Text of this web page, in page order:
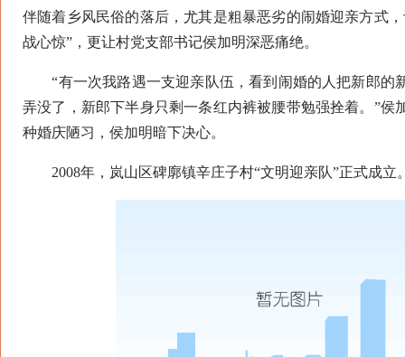
伴随着乡风民俗的落后，尤其是粗暴恶劣的闹婚迎亲方式
战心惊”，更让村党支部书记侯加明深恶痛绝。
“有一次我路遇一支迎亲队伍，看到闹婚的人把新郎的
弄没了，新郎下半身只剩一条红内裤被腰带勉强拴着。”侯
种婚庆陋习，侯加明暗下决心。
2008年，岚山区碑廓镇辛庄子村“文明迎亲队”正式成立